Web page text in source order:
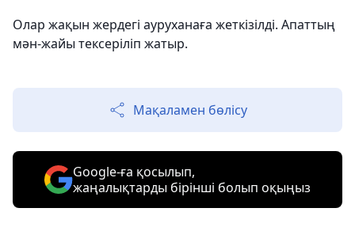
Олар жақын жердегі ауруханаға жеткізілді. Апаттың
мән-жайы тексеріліп жатыр.
Мақаламен бөлісу
Google-ға қосылып,
жаңалықтарды бірінші болып оқыңыз